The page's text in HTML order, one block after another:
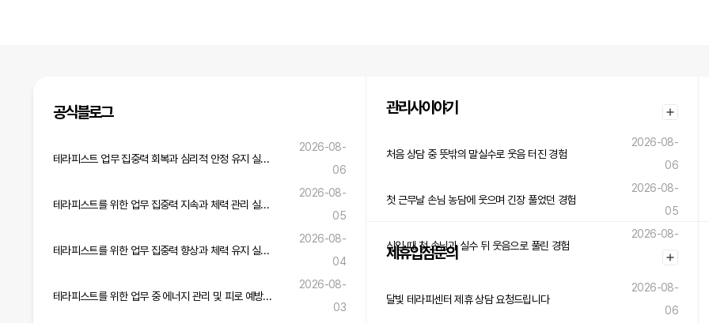
공식블로그
테라피스트 업무 집중력 회복과 심리적 안정 유지 실무 전략
2026-08-
06
테라피스트를 위한 업무 집중력 지속과 체력 관리 실무 노하우
2026-08-
05
테라피스트를 위한 업무 집중력 향상과 체력 유지 실무 가이드
2026-08-
04
테라피스트를 위한 업무 중 에너지 관리 및 피로 예방 실무 가이드
2026-08-
03
관리사이야기
처음 상담 중 뜻밖의 말실수로 웃음 터진 경험
2026-08-
06
첫 근무날 손님 농담에 웃으며 긴장 풀었던 경험
2026-08-
05
신입 때 첫 손님과 실수 뒤 웃음으로 풀린 경험
2026-08-
05
제휴입점문의
달빛 테라피센터 제휴 상담 요청드립니다
2026-08-
06